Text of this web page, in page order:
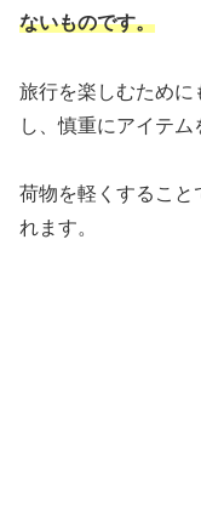
ないものです。
旅行を楽しむために
し、慎重にアイテム
荷物を軽くすること
れます。